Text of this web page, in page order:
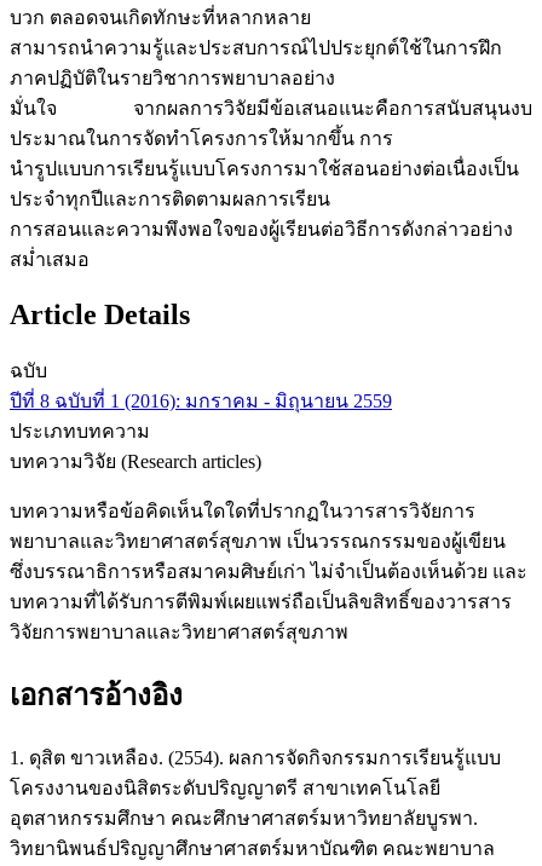
บวก ตลอดจนเกิดทักษะที่หลากหลาย
สามารถนำความรู้และประสบการณ์ไปประยุกต์ใช้ในการฝึก
ภาคปฏิบัติในรายวิชาการพยาบาลอย่าง
มั่นใจ จากผลการวิจัยมีข้อเสนอแนะคือการสนับสนุนงบ
ประมาณในการจัดทำโครงการให้มากขึ้น การ
นำรูปแบบการเรียนรู้แบบโครงการมาใช้สอนอย่างต่อเนื่องเป็น
ประจำทุกปีและการติดตามผลการเรียน
การสอนและความพึงพอใจของผู้เรียนต่อวิธีการดังกล่าวอย่าง
สม่ำเสมอ
Article Details
ฉบับ
ปีที่ 8 ฉบับที่ 1 (2016): มกราคม - มิถุนายน 2559
ประเภทบทความ
บทความวิจัย (Research articles)
บทความหรือข้อคิดเห็นใดใดที่ปรากฏในวารสารวิจัยการ
พยาบาลและวิทยาศาสตร์สุขภาพ เป็นวรรณกรรมของผู้เขียน
ซึ่งบรรณาธิการหรือสมาคมศิษย์เก่า ไม่จำเป็นต้องเห็นด้วย และ
บทความที่ได้รับการตีพิมพ์เผยแพร่ถือเป็นลิขสิทธิ์ของวารสาร
วิจัยการพยาบาลและวิทยาศาสตร์สุขภาพ
เอกสารอ้างอิง
1. ดุสิต ขาวเหลือง. (2554). ผลการจัดกิจกรรมการเรียนรู้แบบ
โครงงานของนิสิตระดับปริญญาตรี สาขาเทคโนโลยี
อุตสาหกรรมศึกษา คณะศึกษาศาสตร์มหาวิทยาลัยบูรพา.
วิทยานิพนธ์ปริญญาศึกษาศาสตร์มหาบัณฑิต คณะพยาบาล